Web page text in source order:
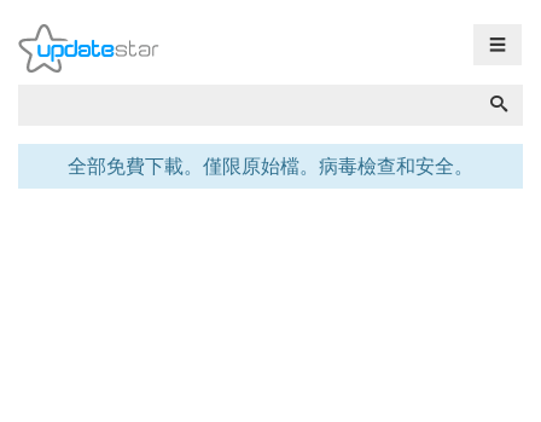
☰
全部免費下載。僅限原始檔。病毒檢查和安全。